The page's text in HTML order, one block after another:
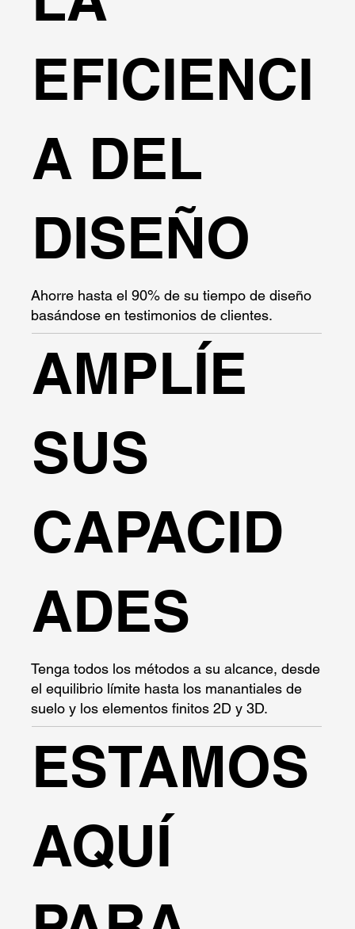
EFICIENCI
A DEL
DISEÑO
Ahorre hasta el 90% de su tiempo de diseño
basándose en testimonios de clientes.
AMPLÍE
SUS
CAPACID
ADES
Tenga todos los métodos a su alcance, desde
el equilibrio límite hasta los manantiales de
suelo y los elementos finitos 2D y 3D.
ESTAMOS
AQUÍ